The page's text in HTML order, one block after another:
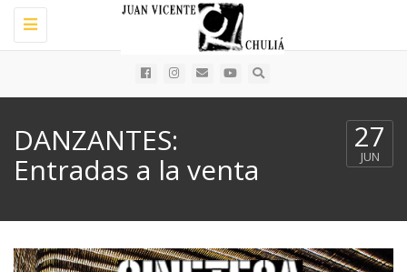
Toggle
navigation
DANZANTES:
Entradas a la venta
27
JUN